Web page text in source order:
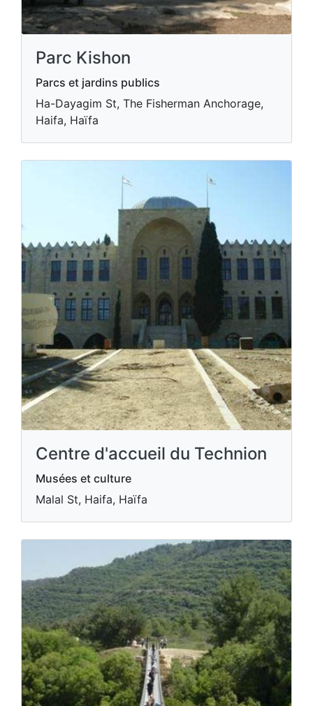
Parc Kishon
Parcs et jardins publics
Ha-Dayagim St, The Fisherman Anchorage,
Haifa, Haïfa
Centre d'accueil du Technion
Musées et culture
Malal St, Haifa, Haïfa